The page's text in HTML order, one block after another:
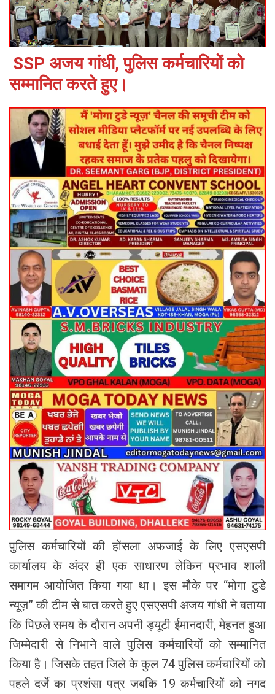
SSP अजय गांधी, पुलिस कर्मचारियों को
सम्मानित करते हुए।
पुलिस कर्मचारियों की होंसला अफजाई के लिए एसएसपी
कार्यालय के अंदर ही एक साधारण लेकिन प्रभाव शाली
समागम आयोजित किया गया था। इस मौके पर “मोगा टुडे
न्यूज़” की टीम से बात करते हुए एसएसपी अजय गांधी ने बताया
कि पिछले समय के दौरान अपनी ड्यूटी ईमानदारी, मेहनत हुआ
जिम्मेदारी से निभाने वाले पुलिस कर्मचारियों को सम्मानित
किया है। जिसके तहत जिले के कुल 74 पुलिस कर्मचारियों को
पहले दर्जे का प्रशंसा पत्र जबकि 19 कर्मचारियों को नगद